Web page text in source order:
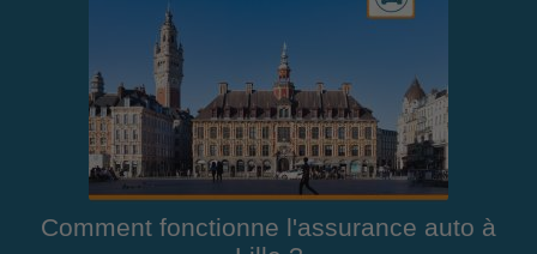
Comment fonctionne l'assurance auto à